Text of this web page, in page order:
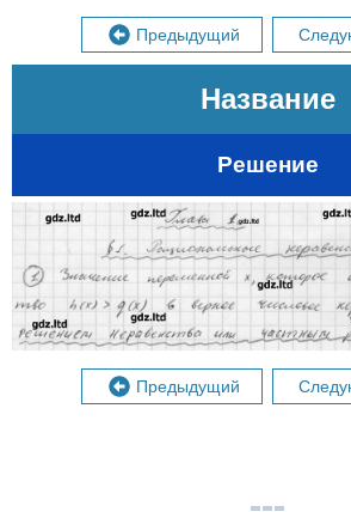
Предыдущий
Название
Решение
Предыдущий